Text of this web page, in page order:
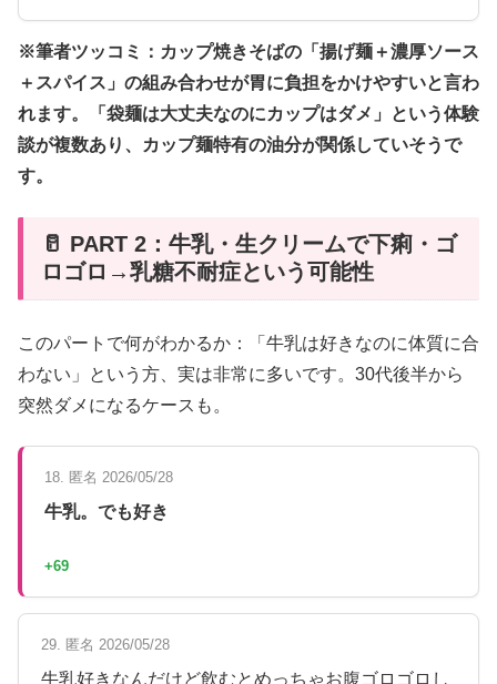
※筆者ツッコミ：カップ焼きそばの「揚げ麺＋濃厚ソース
＋スパイス」の組み合わせが胃に負担をかけやすいと言わ
れます。「袋麺は大丈夫なのにカップはダメ」という体験
談が複数あり、カップ麺特有の油分が関係していそうで
す。
🥛 PART 2：牛乳・生クリームで下痢・ゴ
ロゴロ→乳糖不耐症という可能性
このパートで何がわかるか：「牛乳は好きなのに体質に合
わない」という方、実は非常に多いです。30代後半から
突然ダメになるケースも。
18. 匿名 2026/05/28
牛乳。でも好き
+69
29. 匿名 2026/05/28
牛乳好きなんだけど飲むとめっちゃお腹ゴロゴロし